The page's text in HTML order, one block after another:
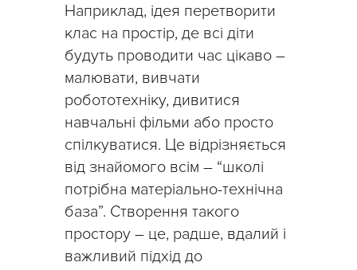
Наприклад, ідея перетворити
клас на простір, де всі діти
будуть проводити час цікаво –
малювати, вивчати
робототехніку, дивитися
навчальні фільми або просто
спілкуватися. Це відрізняється
від знайомого всім – “школі
потрібна матеріально-технічна
база”. Створення такого
простору – це, радше, вдалий і
важливий підхід до